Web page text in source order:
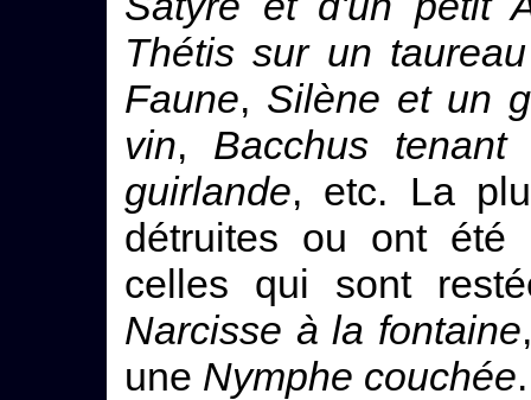
Thétis sur un
Faune, Silène et un
vin, Bacchus
guirlande, etc. La
détruites ou ont été
celles qui sont
Narcisse à la fontaine
une Nymphe couchée.